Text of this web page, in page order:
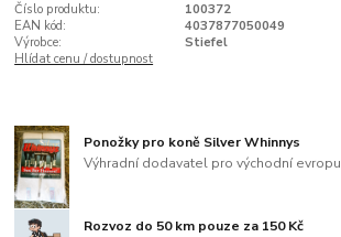
Číslo produktu:
100372
EAN kód:
4037877050049
Výrobce:
Stiefel
Hlídat cenu / dostupnost
Ponožky pro koně Silver Whinnys
Výhradní dodavatel pro východní evropu
Rozvoz do 50 km pouze za 150 Kč